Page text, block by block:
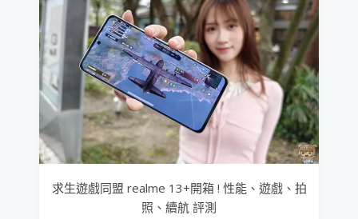
求生遊戲同盟 realme 13+開箱 ! 性能、遊戲、拍
照、續航 評測